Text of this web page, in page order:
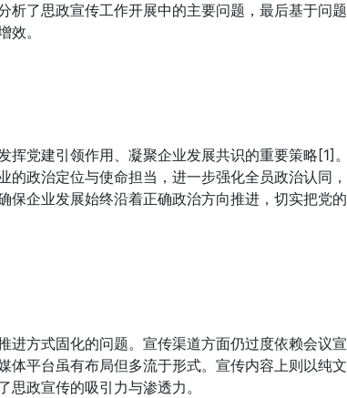
析了思政宣传工作开展中的主要问题，最后基于问题
。
党建引领作用、凝聚企业发展共识的重要策略[1]。
政治定位与使命担当，进一步强化全员政治认同，
保企业发展始终沿着正确政治方向推进，切实把党的
进方式固化的问题。宣传渠道方面仍过度依赖会议宣
体平台虽有布局但多流于形式。宣传内容上则以纯文
政宣传的吸引力与渗透力。